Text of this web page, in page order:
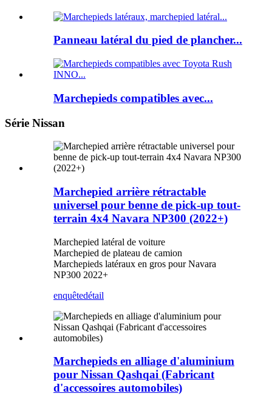
Panneau latéral du pied de plancher...
Marchepieds compatibles avec...
Série Nissan
Marchepied arrière rétractable
universel pour benne de pick-up tout-
terrain 4x4 Navara NP300 (2022+)
Marchepied latéral de voiture
Marchepied de plateau de camion
Marchepieds latéraux en gros pour Navara
NP300 2022+
enquêtedétail
Marchepieds en alliage d'aluminium
pour Nissan Qashqai (Fabricant
d'accessoires automobiles)